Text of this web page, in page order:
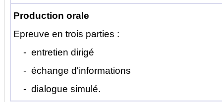
Production orale
Epreuve en trois parties :
- entretien dirigé
- échange d'informations
- dialogue simulé.